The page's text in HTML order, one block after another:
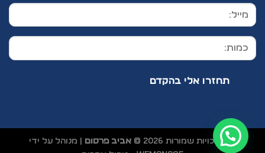
כל הזכויות שמורות 2026 © אביב פרסום
| מנוהל על ידי